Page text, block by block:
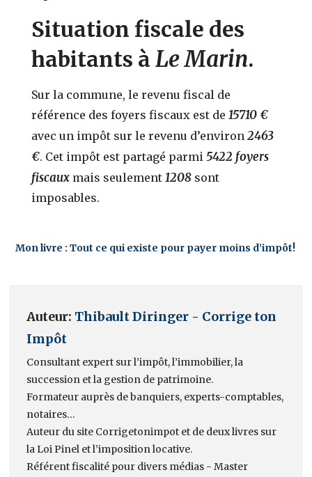
Situation fiscale des
habitants àLe Marin.
Sur la commune, le revenu fiscal de
référence des foyers fiscaux est de 15710 €
avec un impôt sur le revenu d’environ2463
€. Cet impôt est partagé parmi 5422 foyers
fiscaux mais seulement 1208 sont
imposables.
Mon livre : Tout ce qui existe pour payer moins d’impôt!
Auteur: Thibault Diringer - Corrige ton
Impôt
Consultant expert sur l’impôt, l’immobilier, la
succession et la gestion de patrimoine.
Formateur auprès de banquiers, experts-comptables,
notaires…
Auteur du site Corrigetonimpot et de deux livres sur
la Loi Pinel et l’imposition locative.
Référent fiscalité pour divers médias - Master